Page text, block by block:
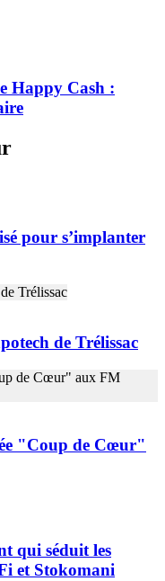
Happy Cash :
pour s’implanter
de Trélissac
"Coup de Cœur"
qui séduit les
et Stokomani